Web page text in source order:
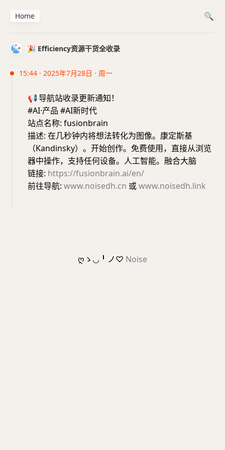
🎉 Efficiency资源干货全收录
15:44 · 2025年7月28日 · 周一
📢导航站收录更新通知！
#AI·产品 #AI新时代
站点名称: fusionbrain
描述: 在几秒钟内将想法转化为图像。康定斯基
（Kandinsky）。开始创作。免费使用，直接从浏览
器中操作，支持任何设备。人工智能。融合大脑
链接: https://fusionbrain.ai/en/
前往导航: www.noisedh.cn 或www.noisedh.link
Home
ღゝ◡╹ノ♡ Noise